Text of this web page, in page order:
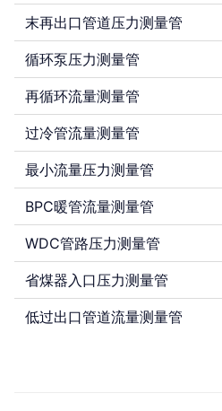
末再出口管道压力测量管
循环泵压力测量管
再循环流量测量管
过冷管流量测量管
最小流量压力测量管
BPC暖管流量测量管
WDC管路压力测量管
省煤器入口压力测量管
低过出口管道流量测量管